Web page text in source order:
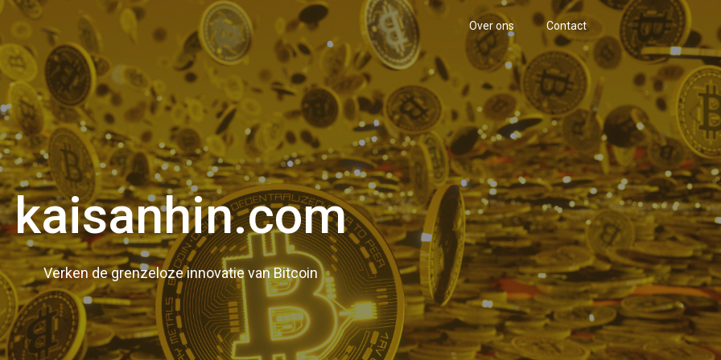
Over ons Contact
kaisanhin.com
Verken de grenzeloze innovatie van Bitcoin